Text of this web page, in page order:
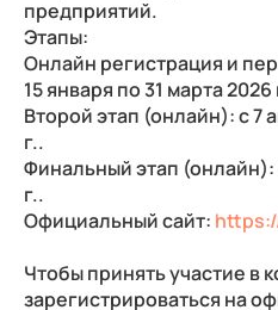
предприятий.
Этапы:
Онлайн регистрация и
15 января по 31 марта 2026
Второй этап (онлайн): с 7
г..
Финальный этап (онлайн):
г..
Официальный сайт:
Чтобы принять участие в
зарегистрироваться на